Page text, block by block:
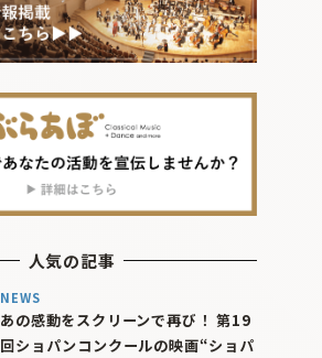
人気の記事
NEWS
あの感動をスクリーンで再び！ 第19
回ショパンコンクールの映画“ショパ